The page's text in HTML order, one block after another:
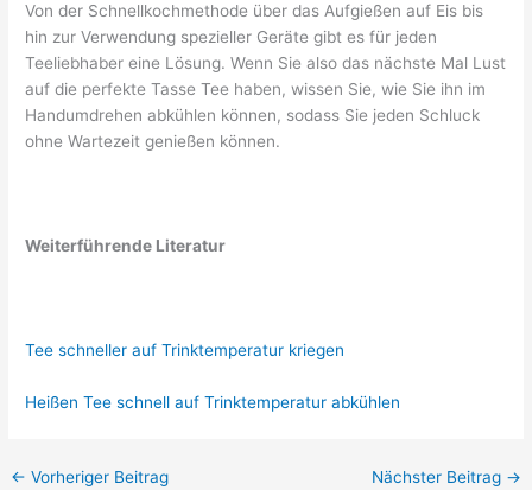
Von der Schnellkochmethode über das Aufgießen auf Eis bis
hin zur Verwendung spezieller Geräte gibt es für jeden
Teeliebhaber eine Lösung. Wenn Sie also das nächste Mal Lust
auf die perfekte Tasse Tee haben, wissen Sie, wie Sie ihn im
Handumdrehen abkühlen können, sodass Sie jeden Schluck
ohne Wartezeit genießen können.
Weiterführende Literatur
Tee schneller auf Trinktemperatur kriegen
Heißen Tee schnell auf Trinktemperatur abkühlen
← Vorheriger Beitrag Nächster Beitrag →